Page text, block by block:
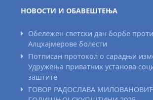
НОВОСТИ И ОБАВЕШТЕЊА
Обележен светски дан борбе
Алцхајмерове болести
Потписан протокол о сарадњи
Удружења приватних установа
заштите
ГОВОР РАДОСЛАВА